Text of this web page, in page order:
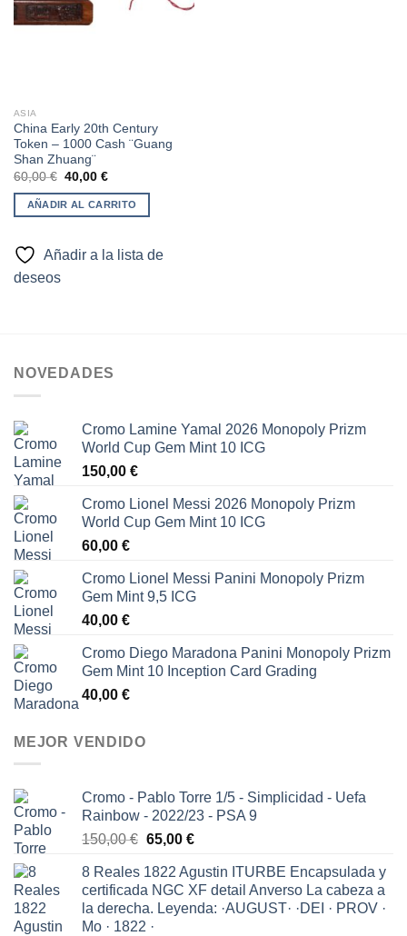
ASIA
China Early 20th Century
Token – 1000 Cash ¨Guang
Shan Zhuang¨
60,00€ El
precio
original
era:
40,00 €El
actual
es:
AÑADIR AL CARRITO
Añadir a la lista de
deseos
NOVEDADES
Cromo Lamine Yamal 2026 Monopoly Prizm
World Cup Gem Mint 10 ICG
150,00 €
Cromo Lionel Messi 2026 Monopoly Prizm
World Cup Gem Mint 10 ICG
60,00 €
Cromo Lionel Messi Panini Monopoly Prizm
Gem Mint 9,5 ICG
40,00 €
Cromo Diego Maradona Panini Monopoly Prizm
Gem Mint 10 Inception Card Grading
40,00 €
MEJOR VENDIDO
Cromo - Pablo Torre 1/5 - Simplicidad - Uefa
Rainbow - 2022/23 - PSA 9
150,00€ El
original
era:
150,00 €.
65,00 €El
actual
es:
65,00 €.
8 Reales 1822 Agustin ITURBE Encapsulada y
certificada NGC XF detail Anverso La cabeza a
la derecha. Leyenda: ·AUGUST· ·DEI · PROV ·
Mo · 1822 ·